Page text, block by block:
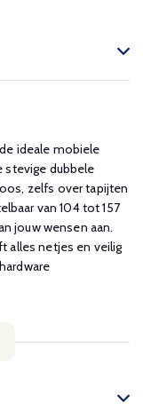
ideale mobiele
stevige dubbele
zelfs over tapijten
van 104 tot 157
jouw wensen aan.
alles netjes en veilig